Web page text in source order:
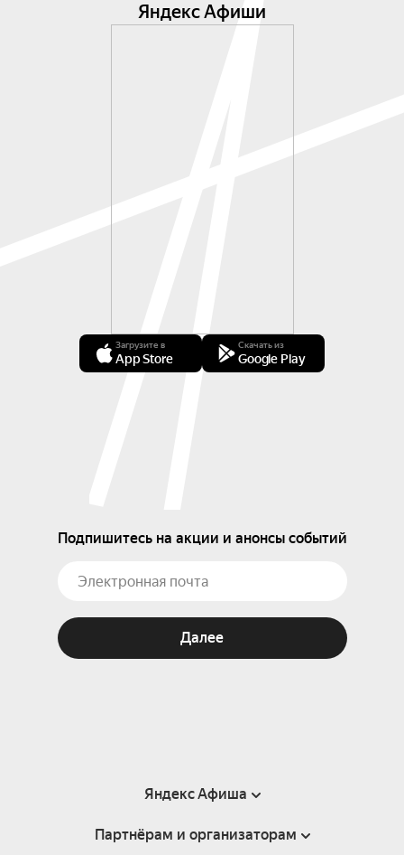
Яндекс Афиши
Загрузите в
App Store
Скачать из
Google Play
Подпишитесь на акции и анонсы событий
Далее
Яндекс Афиша
Справка
Партнёрам и организаторам